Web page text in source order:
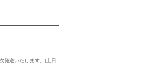
発送いたします。(土日